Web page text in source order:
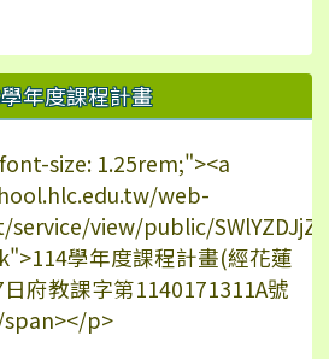
年度課程計畫
size: 1.25rem;"><a
web-
view/public/
學年度課程計畫(經花蓮
府教課字第1140171311A號
span></p>